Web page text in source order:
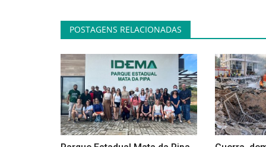
POSTAGENS RELACIONADAS